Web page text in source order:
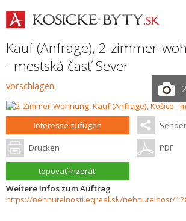
Kauf (Anfrage), 2-zimmer-
- mestská časť Sever
vorschlagen
Interesse zufügen
Drucken PDF
topovať inzerát
Weitere Infos zum Auftrag